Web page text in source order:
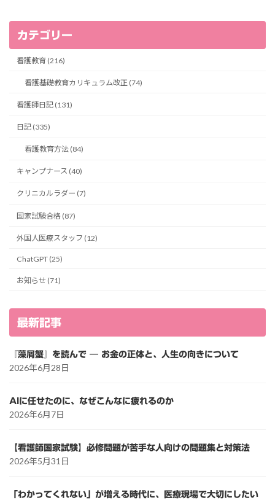
カテゴリー
看護教育 (216)
看護基礎教育カリキュラム改正 (74)
看護師日記 (131)
日記 (335)
看護教育方法 (84)
キャンプナース (40)
クリニカルラダー (7)
国家試験合格 (87)
外国人医療スタッフ (12)
ChatGPT (25)
お知らせ (71)
最新記事
『藻屑蟹』を読んで ― お金の正体と、人生の向きについて
2026年6月28日
AIに任せたのに、なぜこんなに疲れるのか
2026年6月7日
【看護師国家試験】必修問題が苦手な人向けの問題集と対策法
2026年5月31日
「わかってくれない」が増える時代に、医療現場で大切にしたい